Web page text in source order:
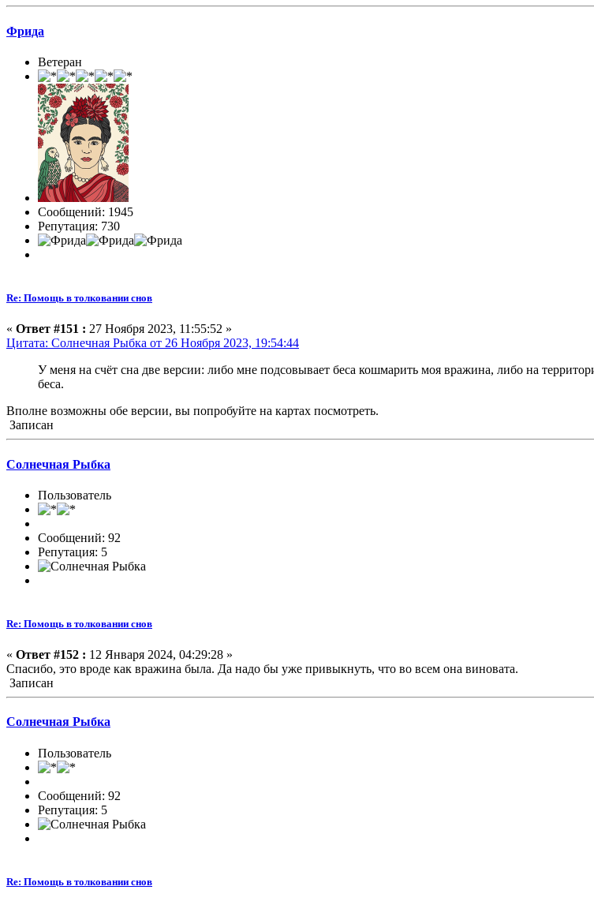
Фрида
Ветеран
Сообщений: 1945
Репутация: 730
Re: Помощь в толковании снов
« Ответ #151 : 27 Ноября 2023, 11:55:52 »
Цитата: Солнечная Рыбка от 26 Ноября 2023, 19:54:44
У меня на счёт сна две версии: либо мне подсовывает беса кошмарить моя вражина, либо на
беса.
Вполне возможны обе версии, вы попробуйте на картах посмотреть.
Записан
Солнечная Рыбка
Пользователь
Сообщений: 92
Репутация: 5
Re: Помощь в толковании снов
« Ответ #152 : 12 Января 2024, 04:29:28 »
Спасибо, это вроде как вражина была. Да надо бы уже привыкнуть, что во всем она виновата.
Записан
Солнечная Рыбка
Пользователь
Сообщений: 92
Репутация: 5
Re: Помощь в толковании снов